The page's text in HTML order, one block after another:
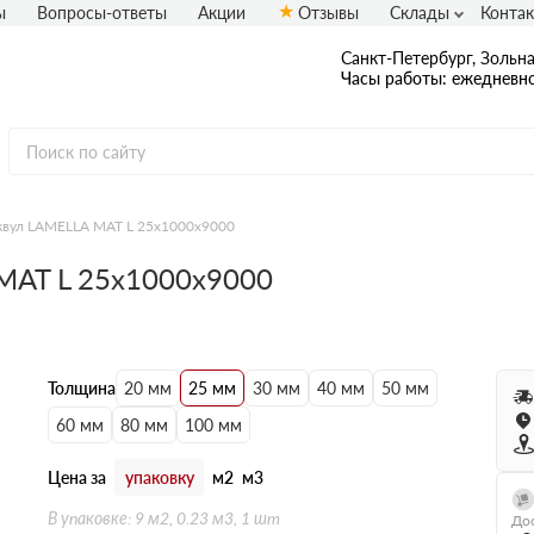
Санкт-Петербург,
Часы работы:
Вопросы-ответы Акции Отзывы Склады
LAMELLA MAT L 25х1000х9000
L 25х1000х9000
Толщина 20 мм 25 мм 30 мм 40 мм
50 мм
60 мм
80 мм 100 мм
Цена за упаковку м2 м3
В упаковке: 9 м2, 0.23 м3, 1 шт